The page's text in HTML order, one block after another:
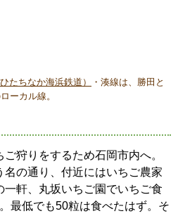
たちなか海浜鉄道）
・湊線は、勝田と
ーカル線。
狩りをするため石岡市内へ。
の通り、付近にはいちご農家
軒、丸坂いちご園でいちご食
最低でも50粒は食べたはず。そ